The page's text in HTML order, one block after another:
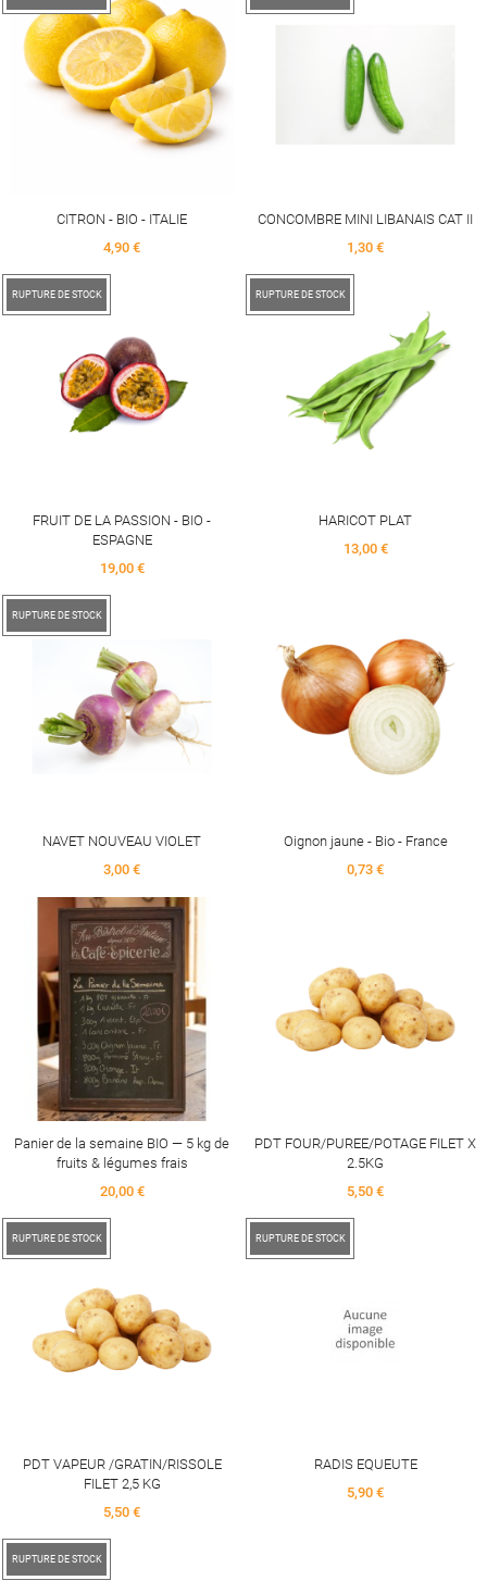
CITRON - BIO - ITALIE
Price
4,90 €
CONCOMBRE MINI LIBANAIS CAT II
Price
1,30 €
RUPTURE DE STOCK
FRUIT DE LA PASSION - BIO -
ESPAGNE
Price
19,00 €
RUPTURE DE STOCK
HARICOT PLAT
Price
13,00 €
RUPTURE DE STOCK
NAVET NOUVEAU VIOLET
Price
3,00 €
Oignon jaune - Bio - France
Price
0,73 €
Panier de la semaine BIO — 5 kg de
fruits & légumes frais
Price
20,00 €
PDT FOUR/PUREE/POTAGE FILET X
2.5KG
Price
5,50 €
RUPTURE DE STOCK
PDT VAPEUR /GRATIN/RISSOLE
FILET 2,5 KG
Price
5,50 €
RUPTURE DE STOCK
RADIS EQUEUTE
Price
5,90 €
RUPTURE DE STOCK